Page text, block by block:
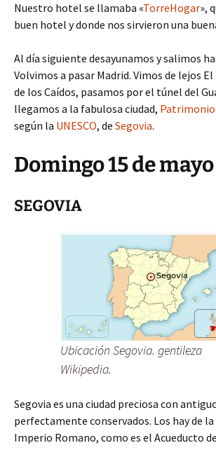
Nuestro hotel se llamaba «TorreHogar»,
buen hotel y donde nos sirvieron una
Al día siguiente desayunamos y salimos
Volvimos a pasar Madrid. Vimos de lejos
de los Caídos, pasamos por el túnel del
llegamos a la fabulosa ciudad, Patrimonio
según la UNESCO, de Segovia.
Domingo 15 de
SEGOVIA
Ubicación Segovia. gentileza
Wikipedia.
Segovia es una ciudad preciosa con
perfectamente conservados. Los hay de la
Imperio Romano, como es el Acueducto